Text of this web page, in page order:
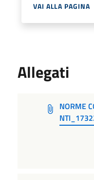
VAI ALLA PAGINA
Allegati
NORME